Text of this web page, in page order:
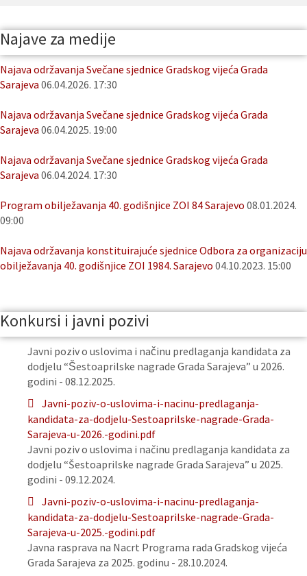
Najave za medije
Najava održavanja Svečane sjednice Gradskog vijeća Grada
Sarajeva 06.04.2026. 17:30
Najava održavanja Svečane sjednice Gradskog vijeća Grada
Sarajeva 06.04.2025. 19:00
Najava održavanja Svečane sjednice Gradskog vijeća Grada
Sarajeva 06.04.2024. 17:30
Program obilježavanja 40. godišnjice ZOI 84 Sarajevo 08.01.2024.
09:00
Najava održavanja konstituirajuće sjednice Odbora za organizaciju
obilježavanja 40. godišnjice ZOI 1984. Sarajevo 04.10.2023. 15:00
Konkursi i javni pozivi
Javni poziv o uslovima i načinu predlaganja kandidata za
dodjelu “Šestoaprilske nagrade Grada Sarajeva” u 2026.
godini - 08.12.2025.
Javni-poziv-o-uslovima-i-nacinu-predlaganja-
kandidata-za-dodjelu-Sestoaprilske-nagrade-Grada-
Sarajeva-u-2026.-godini.pdf
Javni poziv o uslovima i načinu predlaganja kandidata za
dodjelu “Šestoaprilske nagrade Grada Sarajeva” u 2025.
godini - 09.12.2024.
Javni-poziv-o-uslovima-i-nacinu-predlaganja-
kandidata-za-dodjelu-Sestoaprilske-nagrade-Grada-
Sarajeva-u-2025.-godini.pdf
Javna rasprava na Nacrt Programa rada Gradskog vijeća
Grada Sarajeva za 2025. godinu - 28.10.2024.